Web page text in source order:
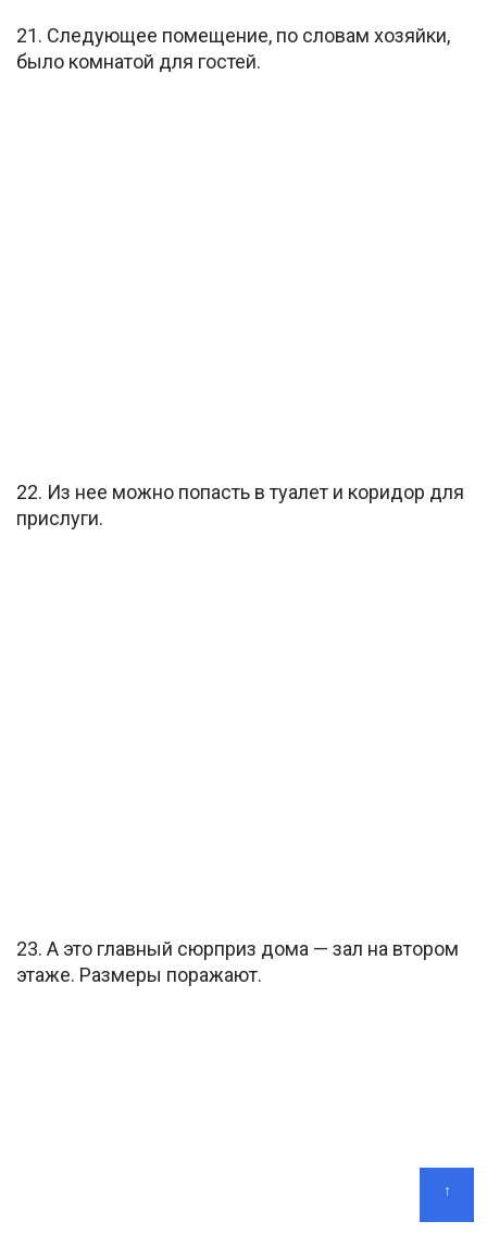
21. Следующее помещение, по словам хозяйки,
было комнатой для гостей.
22. Из нее можно попасть в туалет и коридор для
прислуги.
23. А это главный сюрприз дома — зал на втором
этаже. Размеры поражают.
↑